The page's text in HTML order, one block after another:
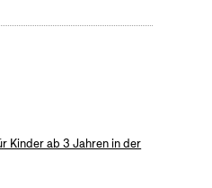
Kinder ab 3 Jahren in der